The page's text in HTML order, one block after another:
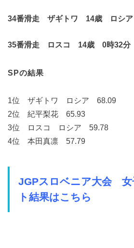
34番滑走 ザギトワ 14歳 ロシ
35番滑走 ロスコ 14歳 0時32分
SPの結果
1位 ザギトワ ロシア 68.09
2位 紀平梨花 65.93
3位 ロスコ ロシア 59.78
4位 本田真凛 57.79
JGPスロベニア大会
ト結果はこちら